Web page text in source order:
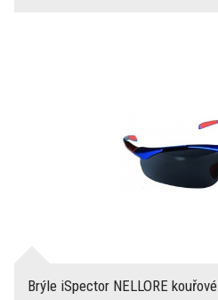
Brýle iSpector NELLORE kouřové